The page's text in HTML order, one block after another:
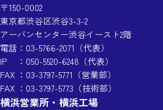
〒150-0002
東京都渋谷区渋谷3-3-2
アーバンセンター渋谷イースト2階
電話 ： 03-5766-2071 （代表）
IP
： 050-5520-6248 （代表）
FAX ：03-3797-5771（営業部）
FAX ：03-3797-5773（技術部）
横浜営業所・横浜工場